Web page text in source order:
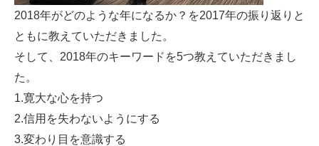
2018年がどのような年になるか？を2017年の振り返りと
ともに教えていただきました。
そして、2018年のキーワードを5つ教えていただきまし
た。
1.寛大な心を持つ
2.信用を失わないようにする
3.変わり目を意識する